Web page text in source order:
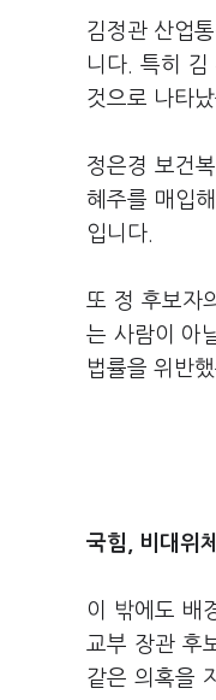
김정관 산업
니다. 특히
것으로 나타
정은경 보건
혜주를 매입
입니다.
또 정 후보자
는 사람이 아
법률을 위반
국힘, 비대위
이 밖에도 배
교부 장관 후
같은 의혹을